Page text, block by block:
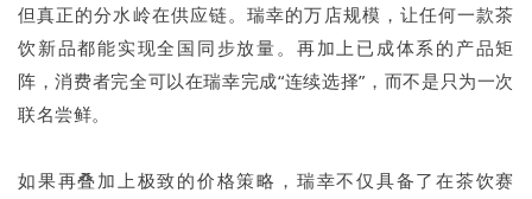
但真正的分水岭在供应链。瑞幸的万店规模，让任何一款茶
饮新品都能实现全国同步放量。再加上已成体系的产品矩
阵，消费者完全可以在瑞幸完成“连续选择”，而不是只为一次
联名尝鲜。
如果再叠加上极致的价格策略，瑞幸不仅具备了在茶饮赛